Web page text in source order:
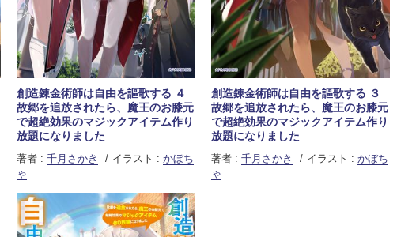
創造錬金術師は自由を謳歌する ４
故郷を追放されたら、魔王のお膝元
で超絶効果のマジックアイテム作り
放題になりました
著者 : 千月さかき イラスト : かぼち
ゃ
創造錬金術師は自由を謳歌する ３
故郷を追放されたら、魔王のお膝元
で超絶効果のマジックアイテム作り
放題になりました
著者 : 千月さかき イラスト : かぼち
ゃ